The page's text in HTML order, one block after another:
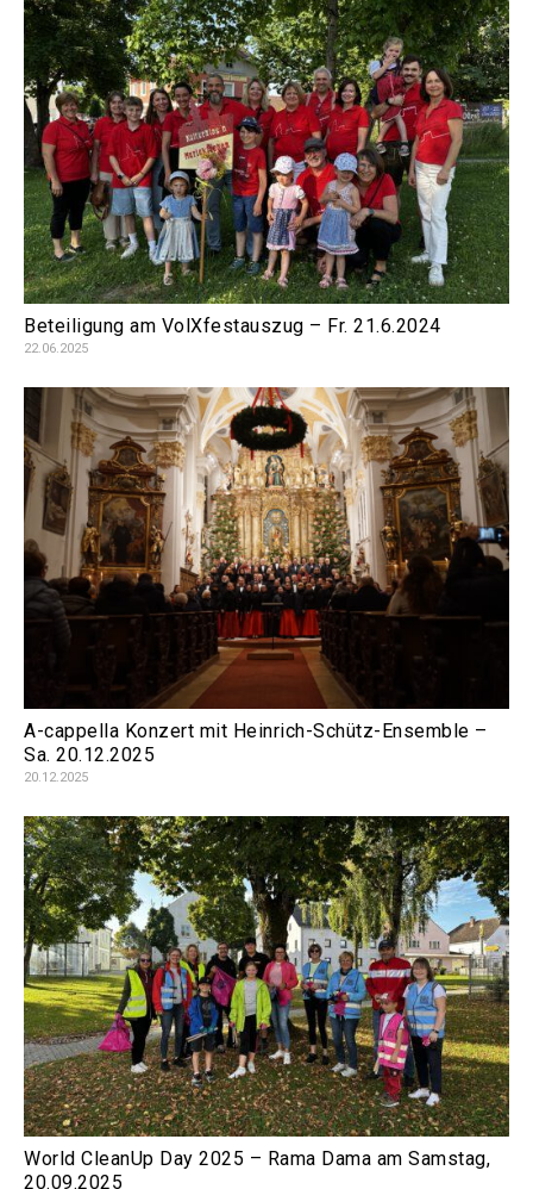
Beteiligung am VolXfestauszug – Fr. 21.6.2024
22.06.2025
A-cappella Konzert mit Heinrich-Schütz-Ensemble –
Sa. 20.12.2025
20.12.2025
World CleanUp Day 2025 – Rama Dama am Samstag,
20.09.2025